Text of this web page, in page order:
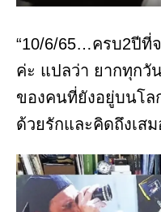
“10/6/65…ครบ2ปีที่
ค่ะ แปลว่า ยากทุก
ของคนที่ยังอยู่บนโ
ด้วยรักและคิดถึงเสม